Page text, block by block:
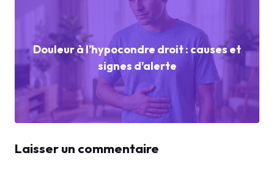
Douleur à l’hypocondre droit : causes et
signes d’alerte
Laisser un commentaire